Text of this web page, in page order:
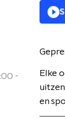
-
Elke
en